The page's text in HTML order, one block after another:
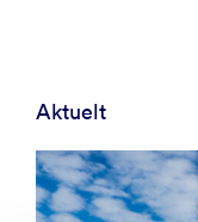
Aktuelt